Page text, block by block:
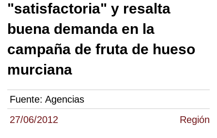
27/06/2012 Región
"satisfactoria" y resalta
buena demanda en la
campaña de fruta de hueso
murciana
Fuente: Agencias